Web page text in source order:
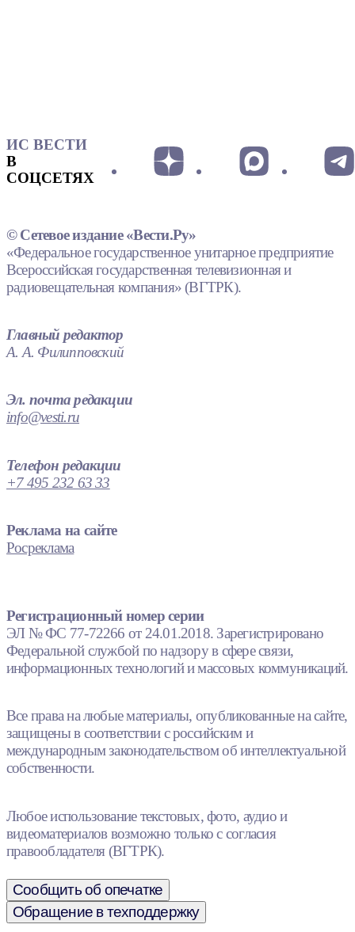
ИС ВЕСТИ
В
СОЦСЕТЯХ
© Сетевое издание «Вести.Ру»
«Федеральное государственное унитарное предприятие
Всероссийская государственная телевизионная и
радиовещательная компания» (ВГТРК).
Главный редактор
А. А. Филипповский
Эл. почта редакции
info@vesti.ru
Телефон редакции
+7 495 232 63 33
Реклама на сайте
Росреклама
Регистрационный номер серии
ЭЛ № ФС 77-72266 от 24.01.2018. Зарегистрировано
Федеральной службой по надзору в сфере связи,
информационных технологий и массовых коммуникаций.
Все права на любые материалы, опубликованные на сайте,
защищены в соответствии с российским и
международным законодательством об интеллектуальной
собственности.
Любое использование текстовых, фото, аудио и
видеоматериалов возможно только с согласия
правообладателя (ВГТРК).
Сообщить об опечатке
Обращение в техподдержку